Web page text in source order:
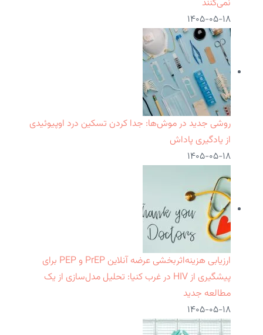
نمی‌کنند
۱۴۰۵-۰۵-۱۸
روشی جدید در موش‌ها: جدا کردن تسکین درد اوپیوئیدی
از یادگیری پاداش
۱۴۰۵-۰۵-۱۸
ارزیابی هزینه‌اثربخشی عرضه آنلاین PrEP و PEP برای
پیشگیری از HIV در غرب کنیا: تحلیل مدل‌سازی از یک
مطالعه جدید
۱۴۰۵-۰۵-۱۸